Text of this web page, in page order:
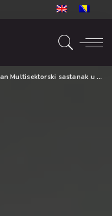
Multisektorski sastanak u Travniku